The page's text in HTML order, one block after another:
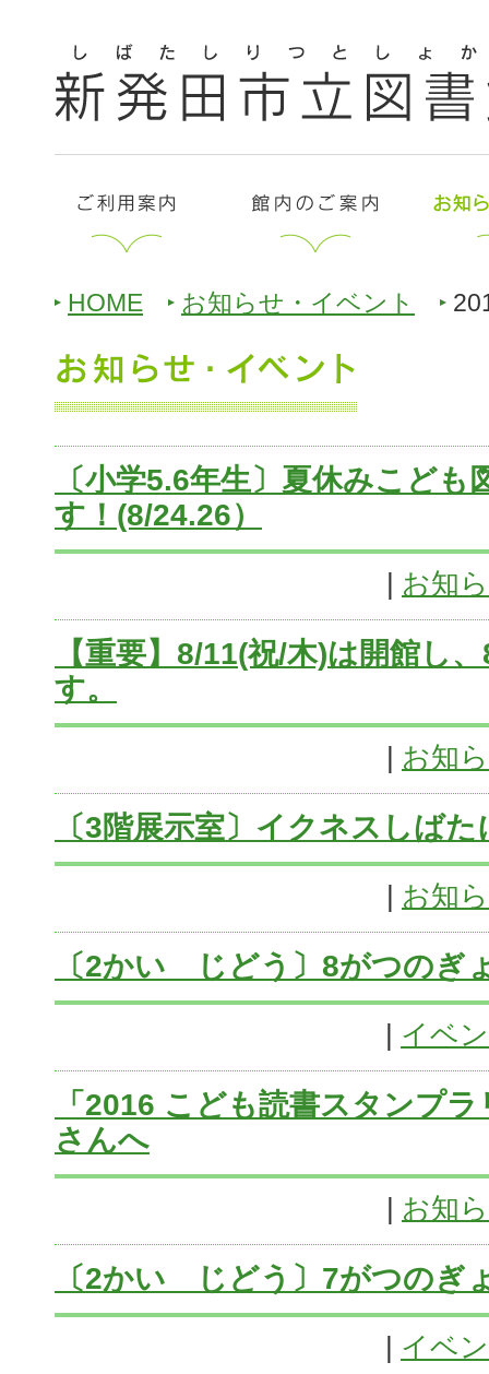
HOME お知らせ・イベント
〔小学5.6年生〕夏休みこど
す！(8/24.26）
お知
【重要】8/11(祝/木)は開館し
す。
お知
〔3階展示室〕イクネスしば
お知
〔2かい じどう〕8がつのぎ
イベ
「2016 こども読書スタンプ
さんへ
お知
〔2かい じどう〕7がつのぎ
イベ